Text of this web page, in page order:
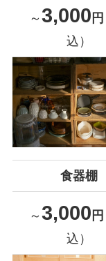
～3,000 円
込）
食器棚
～3,000 円
込）